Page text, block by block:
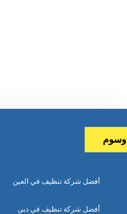
وسوم
أفضل شركة تنظيف في العين
أفضل شركة تنظيف في دبي